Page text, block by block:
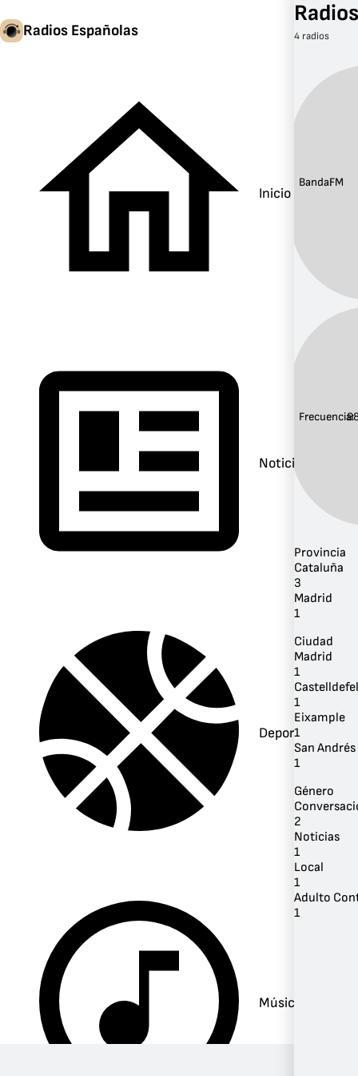
Radios Españolas
Inicio
Noticias
Deportes
Música
4 radios
Banda:FM
Frecuencia:
Provincia
Cataluña
3
Madrid
1
Ciudad
Madrid
1
1
Eixample
1
San
1
Género
2
Noticias
1
Local
1
Adulto
1